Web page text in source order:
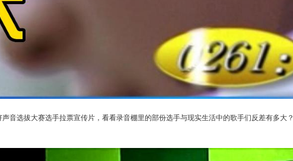
音选拔大赛选手拉票宣传片，看看录音棚里的部份选手与现实生活中的歌手们反差有多大？